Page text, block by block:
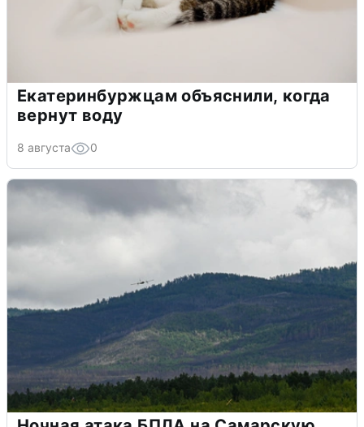
Екатеринбуржцам объяснили, когда
вернут воду
8 августа 0